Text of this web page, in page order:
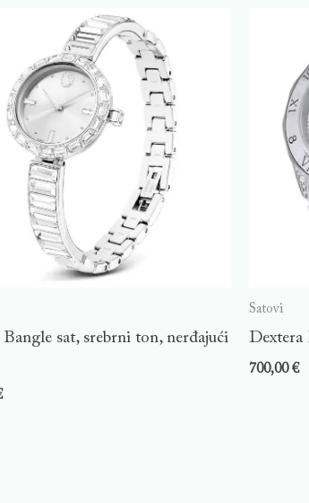
sat, srebrni ton, nerđajući
Satovi
Dextera
700,00€